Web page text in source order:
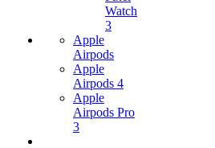
Watch
3
Apple
Airpods
Apple
Airpods 4
Apple
Airpods Pro
3